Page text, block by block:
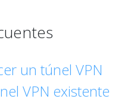
un túnel VPN
VPN existente